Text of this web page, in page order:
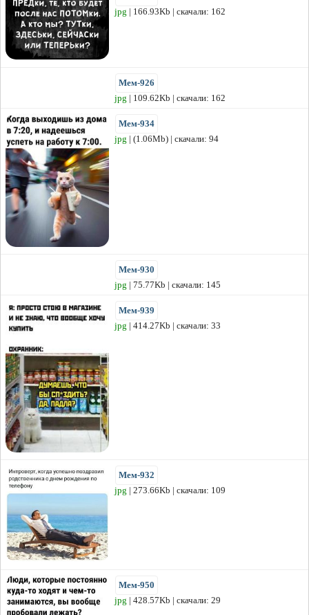
jpg | 166.93Kb | скачали: 162
Мем-926
jpg | 109.62Kb | скачали: 162
Мем-934
jpg | (1.06Mb) | скачали: 94
Мем-930
jpg | 75.77Kb | скачали: 145
Мем-939
jpg | 414.27Kb | скачали: 33
Мем-932
jpg | 273.66Kb | скачали: 109
Мем-950
jpg | 428.57Kb | скачали: 29